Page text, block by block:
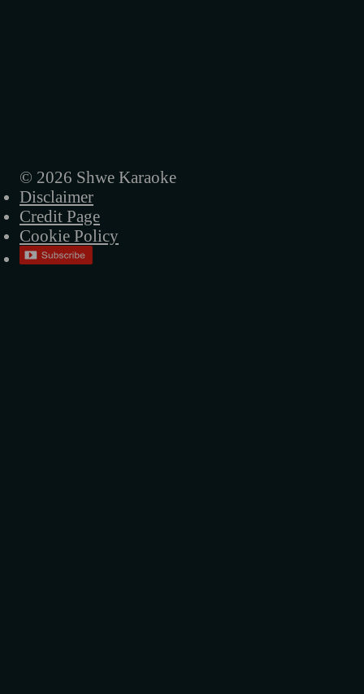
© 2026 Shwe Karaoke
Disclaimer
Credit Page
Cookie Policy